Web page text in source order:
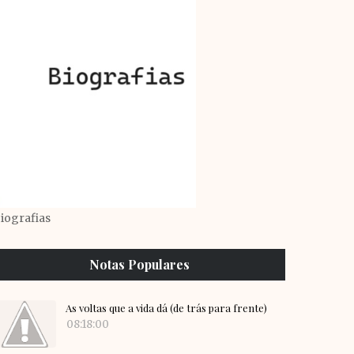
Notas Populares
As voltas que a vida dá (de trás para frente)
08:18:00